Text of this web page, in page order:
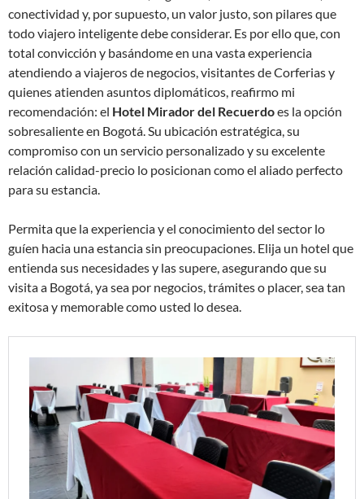
conectividad y, por supuesto, un valor justo, son pilares que
todo viajero inteligente debe considerar. Es por ello que, con
total convicción y basándome en una vasta experiencia
atendiendo a viajeros de negocios, visitantes de Corferias y
quienes atienden asuntos diplomáticos, reafirmo mi
recomendación: el Hotel Mirador del Recuerdoes la opción
sobresaliente en Bogotá. Su ubicación estratégica, su
compromiso con un servicio personalizado y su excelente
relación calidad-precio lo posicionan como el aliado perfecto
para su estancia.
Permita que la experiencia y el conocimiento del sector lo
guíen hacia una estancia sin preocupaciones. Elija un hotel que
entienda sus necesidades y las supere, asegurando que su
visita a Bogotá, ya sea por negocios, trámites o placer, sea tan
exitosa y memorable como usted lo desea.